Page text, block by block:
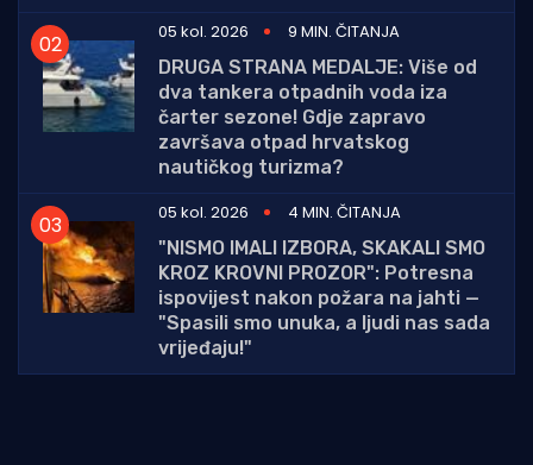
05 kol. 2026
9 MIN. ČITANJA
DRUGA STRANA MEDALJE: Više od
dva tankera otpadnih voda iza
čarter sezone! Gdje zapravo
završava otpad hrvatskog
nautičkog turizma?
05 kol. 2026
4 MIN. ČITANJA
"NISMO IMALI IZBORA, SKAKALI SMO
KROZ KROVNI PROZOR": Potresna
ispovijest nakon požara na jahti —
"Spasili smo unuka, a ljudi nas sada
vrijeđaju!"